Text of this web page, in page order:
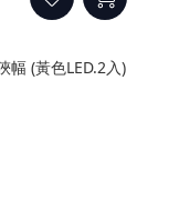
幅 (黃色LED.2入)